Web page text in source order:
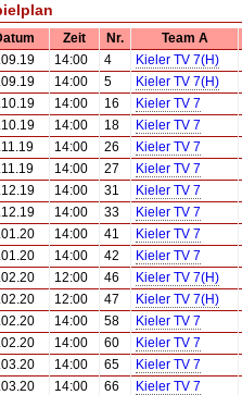
Zeit Nr. Team A
14:00 4 Kieler TV 7(H)
14:00 5 Kieler TV 7(H)
14:00 16 Kieler TV 7
14:00 18 Kieler TV 7
14:00 26 Kieler TV 7
14:00 27 Kieler TV 7
14:00 31 Kieler TV 7
14:00 33 Kieler TV 7
14:00 41 Kieler TV 7
14:00 42 Kieler TV 7
12:00 46 Kieler TV 7(H)
12:00 47 Kieler TV 7(H)
14:00 58 Kieler TV 7
14:00 60 Kieler TV 7
14:00 65 Kieler TV 7
14:00 66 Kieler TV 7